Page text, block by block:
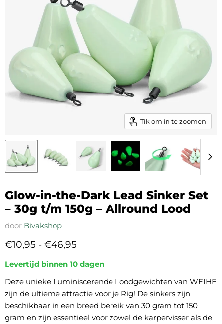
Tik om in te zoomen
Glow-in-the-Dark Lead Sinker Set
– 30g t/m 150g – Allround Lood
door Bivakshop
€10,95 - €46,95
Levertijd binnen 10 dagen
Deze unieke Luminiscerende Loodgewichten van WEIHE
zijn de ultieme attractie voor je Rig! De sinkers zijn
beschikbaar in een breed bereik van 30 gram tot 150
gram en zijn essentieel voor zowel de karpervisser als de